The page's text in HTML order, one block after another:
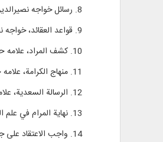
8. رسائل خواجه نصیرالدین طوسی؛
9. قواعد العقائد، خواجه نصيرالدين طوسی؛
10. کشف المراد، علامه حلی؛
11. منهاج الکرامة، علامه حلی؛
12. الرسالة السعدية، علامه حلی؛
13. نهاية المرام في علم الکلام، علامه حلى‏؛
14. واجب الاعتقاد على جميع العباد، علامه حلی؛